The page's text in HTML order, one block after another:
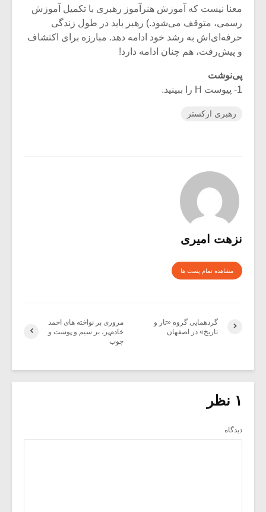
معنا نیست که آموزش هنرآموز رهبری با تکمیل آموزش
رسمی، متوقف می‌شود.) رهبر باید در طول زندگی
حرفه‌ای‌اش به رشد خود ادامه دهد. مبارزه برای اکتشاف
و پیش‌رفت، هم چنان ادامه دارد!
پی‌نوشت
1- پیوست H را ببینید.
رهبری ارکستر
نزهت امیری
مشاهده تمام پست ها
مروری بر نواخته های احمد
خادم‌پر، بر سیم و پوست و
چوب
گردهمایی گروه «تار و
تاریخ» در اصفهان
۱ نظر
دیدگاه